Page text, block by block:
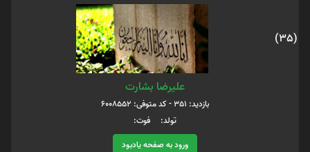
(35)
علیرضا بشارت
بازدید: 351 - کد متوفی: 6008552
تولد: فوت:
ورود به صفحه یادبود